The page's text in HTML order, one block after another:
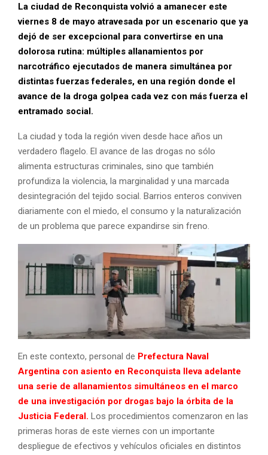
La ciudad de Reconquistavolvió a amanecer este
viernes 8 de mayo atravesada por un escenario que ya
dejó de ser excepcional para convertirse en una
dolorosa rutina: múltiples allanamientos por
narcotráfico ejecutados de manera simultánea por
distintas fuerzas federales, en una región donde el
avance de la droga golpea cada vez con más fuerza el
entramado social.
La ciudad y toda la región viven desde hace años un
verdadero flagelo. El avance de las drogas no sólo
alimenta estructuras criminales, sino que también
profundiza la violencia, la marginalidad y una marcada
desintegración del tejido social. Barrios enteros conviven
diariamente con el miedo, el consumo y la naturalización
de un problema que parece expandirse sin freno.
En este contexto, personal de Prefectura Naval
Argentina con asiento en Reconquista lleva adelante
una serie de allanamientos simultáneos en el marco
de una investigación por drogas bajo la órbita de la
Justicia Federal. Los procedimientos comenzaron en las
primeras horas de este viernes con un importante
despliegue de efectivos y vehículos oficiales en distintos